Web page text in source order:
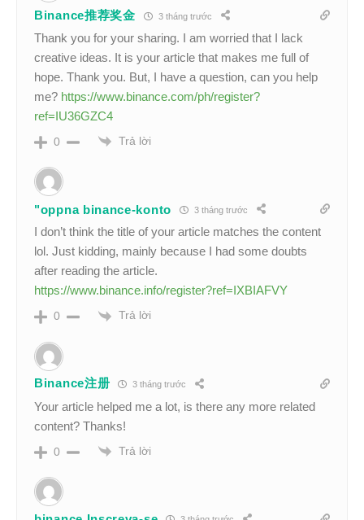
Binance推荐奖金 3 tháng trước
Thank you for your sharing. I am worried that I lack
creative ideas. It is your article that makes me full of
hope. Thank you. But, I have a question, can you help
me? https://www.binance.com/ph/register?
ref=IU36GZC4
0 Trả lời
"oppna binance-konto 3 tháng trước
I don’t think the title of your article matches the content
lol. Just kidding, mainly because I had some doubts
after reading the article.
https://www.binance.info/register?ref=IXBIAFVY
0 Trả lời
Binance注册 3 tháng trước
Your article helped me a lot, is there any more related
content? Thanks!
0 Trả lời